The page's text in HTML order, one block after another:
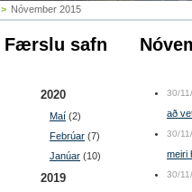
> Nóvember 2015
Færslu safn
2020
Maí (2)
Febrúar (7)
Janúar (10)
2019
30/
að
30/
meiri
30/